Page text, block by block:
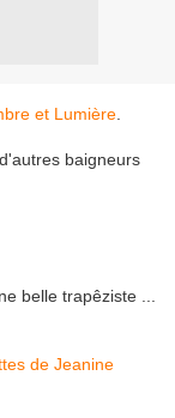
et Lumière
baigneurs
belle trapêziste ...
de Jeanine